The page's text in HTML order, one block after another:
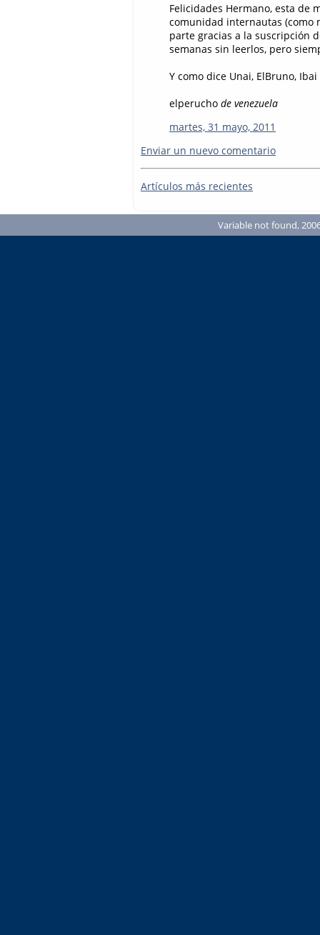
Felicidades Hermano, esta de
comunidad internautas (como
parte gracias a la suscripción
semanas sin leerlos, pero
Y como dice Unai, ElBruno,
elperucho de venezuela
martes, 31 mayo, 2011
Enviar un nuevo comentario
Artículos más recientes
Variable not found,